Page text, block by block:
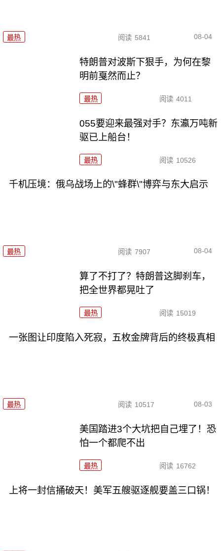
最热 阅读 5841 08-04
特朗普对波斯下狠手，为何在黎
明前戛然而止？
最热 阅读 4011
055要迎来最强对手？东瀛万吨新
驱已上船台！
最热 阅读 10526
千机压境：俄乌战场上的\"蜂群\"博弈与东大启示
最热 阅读 7907 08-04
算了不打了？特朗普这脚刹车，
把全世界都晃吐了
最热 阅读 15019
一张图让印度陷入死寂，五枚金牌背后的终极真相
最热 阅读 10517 08-03
美国踏进3个大坑把自己埋了！恐
怕一个都爬不出
最热 阅读 16762
上将一封信捅破天！美军五艘驱逐舰要盖三口锅！